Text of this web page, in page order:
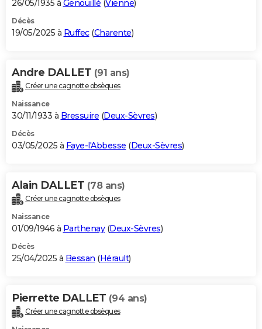
26/05/1935 à Genouillé (Vienne)
Décès
19/05/2025 à Ruffec(Charente)
Andre DALLET (91 ans)
Créer une cagnotte obsèques
Naissance
30/11/1933 à Bressuire (Deux-Sèvres)
Décès
03/05/2025 à Faye-l'Abbesse (Deux-Sèvres)
Alain DALLET (78 ans)
Créer une cagnotte obsèques
Naissance
01/09/1946 à Parthenay(Deux-Sèvres)
Décès
25/04/2025 à Bessan (Hérault)
Pierrette DALLET (94 ans)
Créer une cagnotte obsèques